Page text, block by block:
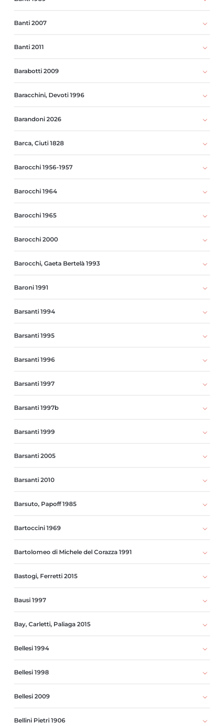
Banti 2007
Banti 2011
Barabotti 2009
Baracchini, Devoti 1996
Barandoni 2026
Barca, Ciuti 1828
Barocchi 1956-1957
Barocchi 1964
Barocchi 1965
Barocchi 2000
Barocchi, Gaeta Bertelà 1993
Baroni 1991
Barsanti 1994
Barsanti 1995
Barsanti 1996
Barsanti 1997
Barsanti 1997b
Barsanti 1999
Barsanti 2005
Barsanti 2010
Barsuto, Papoff 1985
Bartoccini 1969
Bartolomeo di Michele del Corazza 1991
Bastogi, Ferretti 2015
Bausi 1997
Bay, Carletti, Paliaga 2015
Bellesi 1994
Bellesi 1998
Bellesi 2009
Bellini Pietri 1906